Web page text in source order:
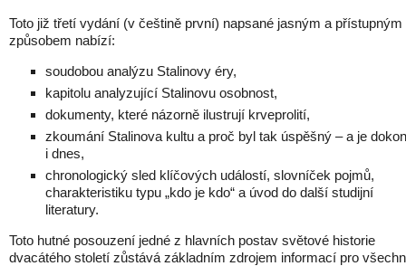
Toto již třetí vydání (v češtině první) napsané jasným a přístupným
způsobem nabízí:
soudobou analýzu Stalinovy éry,
kapitolu analyzující Stalinovu osobnost,
dokumenty, které názorně ilustrují krveprolití,
zkoumání Stalinova kultu a proč byl tak úspěšný – a je
i dnes,
chronologický sled klíčových událostí, slovníček pojmů,
charakteristiku typu „kdo je kdo“ a úvod do další studijní
literatury.
Toto hutné posouzení jedné z hlavních postav světové historie
dvacátého století zůstává základním zdrojem informací pro